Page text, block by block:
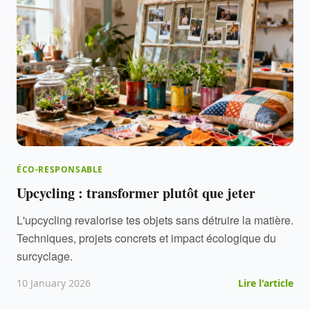
ÉCO-RESPONSABLE
Upcycling : transformer plutôt que jeter
L'upcycling revalorise tes objets sans détruire la matière.
Techniques, projets concrets et impact écologique du
surcyclage.
10 January 2026 Lire l'article